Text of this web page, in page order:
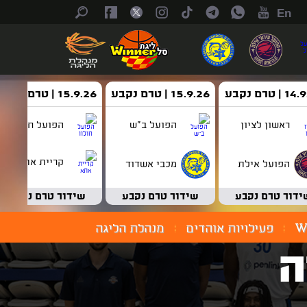
En
טרם נקבע
ראשון לציון
הפועל אילת
טרם נקבע
15.9.26 | טרם נקבע
הפועל ב"ש
מכבי אשדוד
שידור טרם נקבע
15.9.26 | טרם נקבע
הפועל חולון
קריית אתא
שידור טרם נקבע
פעילויות אוהדים מנהלת הליגה